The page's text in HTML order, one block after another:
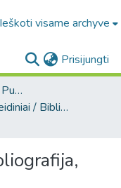
Ieškoti visame archyve
Prisijungti
3. Bibliotekos leidiniai / Publications of the Library
Bibliografijos leidiniai / Bibliographic publications